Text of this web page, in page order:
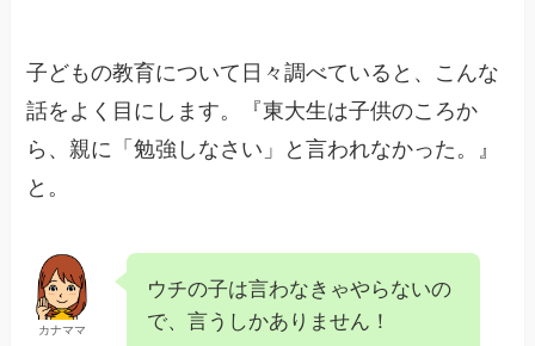
子どもの教育について日々調べていると、こんな
話をよく目にします。『東大生は子供のころか
ら、親に「勉強しなさい」と言われなかった。』
と。
カナママ
ウチの子は言わなきゃやらないの
で、言うしかありません！